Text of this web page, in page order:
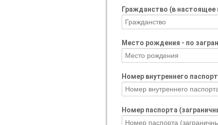
Гражданство (в
Место рождения - по
Номер внутреннего
Номер паспорта